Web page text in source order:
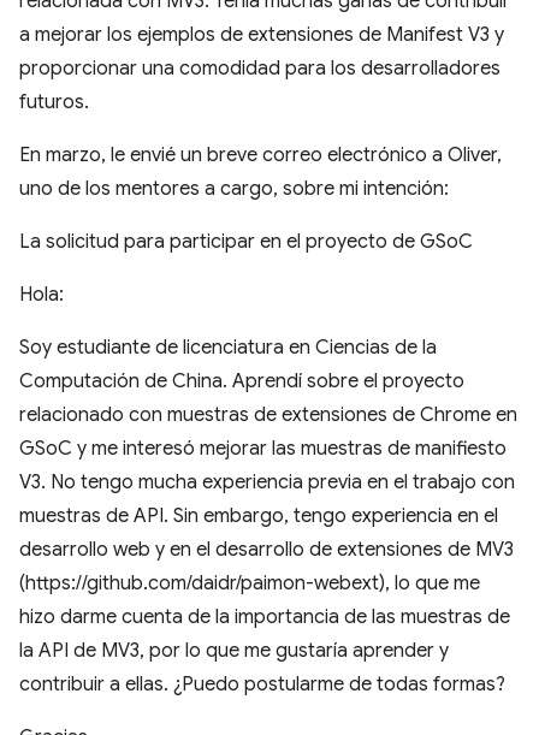
a mejorar los ejemplos de extensiones de Manifest V3 y
proporcionar una comodidad para los desarrolladores
futuros.
En marzo, le envié un breve correo electrónico a Oliver,
uno de los mentores a cargo, sobre mi intención:
La solicitud para participar en el proyecto de GSoC
Hola:
Soy estudiante de licenciatura en Ciencias de la
Computación de China. Aprendí sobre el proyecto
relacionado con muestras de extensiones de Chrome en
GSoC y me interesó mejorar las muestras de manifiesto
V3. No tengo mucha experiencia previa en el trabajo con
muestras de API. Sin embargo, tengo experiencia en el
desarrollo web y en el desarrollo de extensiones de MV3
(https://github.com/daidr/paimon-webext), lo que me
hizo darme cuenta de la importancia de las muestras de
la API de MV3, por lo que me gustaría aprender y
contribuir a ellas. ¿Puedo postularme de todas formas?